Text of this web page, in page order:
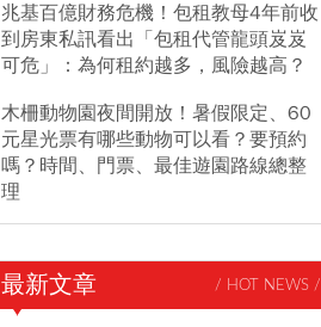
兆基百億財務危機！包租教母4年前收
到房東私訊看出「包租代管龍頭岌岌
可危」：為何租約越多，風險越高？
木柵動物園夜間開放！暑假限定、60
元星光票有哪些動物可以看？要預約
嗎？時間、門票、最佳遊園路線總整
理
最新文章 / HOT NEWS /